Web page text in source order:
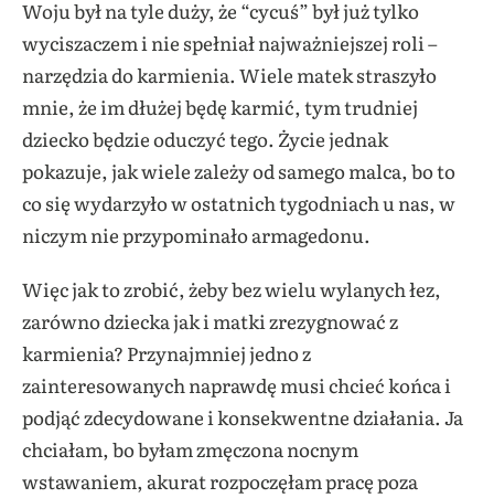
Woju był na tyle duży, że “cycuś” był już tylko
wyciszaczem i nie spełniał najważniejszej roli –
narzędzia do karmienia. Wiele matek straszyło
mnie, że im dłużej będę karmić, tym trudniej
dziecko będzie oduczyć tego. Życie jednak
pokazuje, jak wiele zależy od samego malca, bo to
co się wydarzyło w ostatnich tygodniach u nas, w
niczym nie przypominało armagedonu.
Więc jak to zrobić, żeby bez wielu wylanych łez,
zarówno dziecka jak i matki zrezygnować z
karmienia? Przynajmniej jedno z
zainteresowanych naprawdę musi chcieć końca i
podjąć zdecydowane i konsekwentne działania. Ja
chciałam, bo byłam zmęczona nocnym
wstawaniem, akurat rozpoczęłam pracę poza